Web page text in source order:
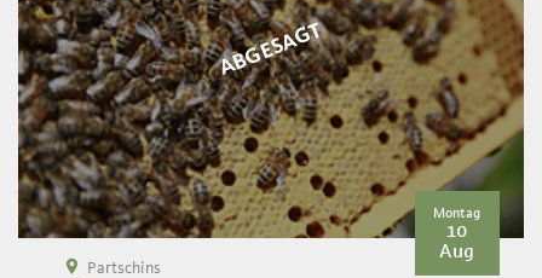
ABGESAGT
Montag
10
Aug
Partschins